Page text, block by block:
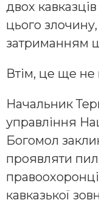
двох
цього
затриманням
Втім, це ще не
Начальник
управління
Богомол
проявляти
кавказької